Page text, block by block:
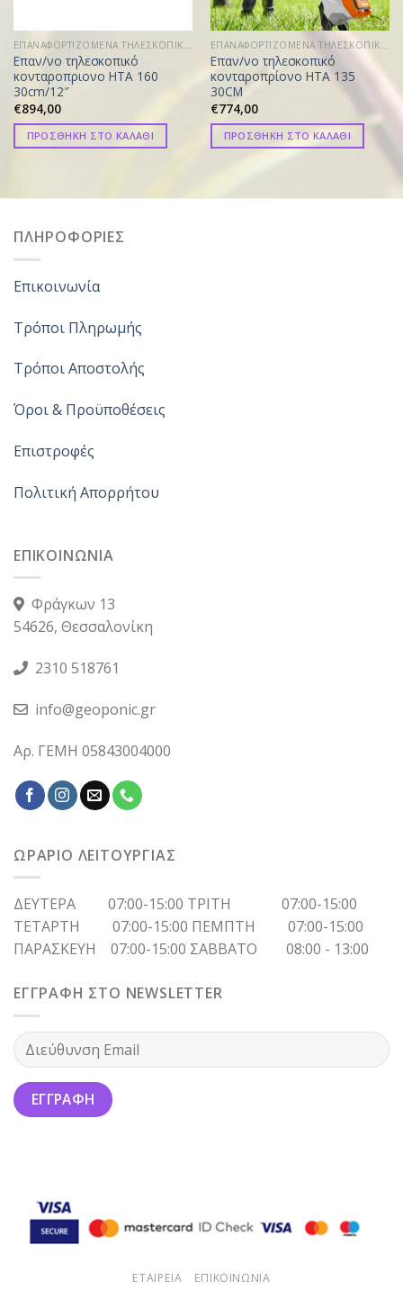
ΕΠΑΝΑΦΟΡΤΙΖΟΜΕΝΑ ΤΗΛΕΣΚΟΠΙΚΑ ΑΛΥΣΟΠΡΙΟΝΑ
Επαν/νο τηλεσκοπικό
κονταροπριονο HTA 160
30cm/12″
€894,00
ΠΡΟΣΘΗΚΗ ΣΤΟ ΚΑΛΑΘΙ
ΕΠΑΝΑΦΟΡΤΙΖΟΜΕΝΑ ΤΗΛΕΣΚΟΠΙΚΑ ΑΛΥΣΟΠΡΙΟΝΑ
Επαν/νο τηλεσκοπικό
κονταροπρίονο HTA 135
30CM
€774,00
ΠΡΟΣΘΗΚΗ ΣΤΟ ΚΑΛΑΘΙ
ΠΛΗΡΟΦΟΡΙΕΣ
Επικοινωνία
Τρόποι Πληρωμής
Τρόποι Αποστολής
Όροι & Προϋποθέσεις
Επιστροφές
Πολιτική Απορρήτου
ΕΠΙΚΟΙΝΩΝΙΑ
Φράγκων 13
54626, Θεσσαλονίκη
2310 518761
info@geoponic.gr
Αρ. ΓΕΜΗ 05843004000
ΩΡΑΡΙΟ ΛΕΙΤΟΥΡΓΙΑΣ
ΔΕΥΤΕΡΑ 07:00-15:00 ΤΡΙΤΗ 07:00-15:00
ΤΕΤΑΡΤΗ 07:00-15:00 ΠΕΜΠΤΗ 07:00-15:00
ΠΑΡΑΣΚΕΥΗ 07:00-15:00 ΣΑΒΒΑΤΟ 08:00 - 13:00
ΕΓΓΡΑΦΗ ΣΤΟ NEWSLETTER
ΕΤΑΙΡΕΙΑ ΕΠΙΚΟΙΝΩΝΙΑ